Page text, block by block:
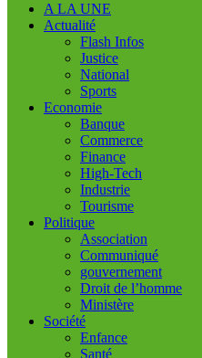
A LA UNE
Actualité
Flash Infos
Justice
National
Sports
Economie
Banque
Commerce
Finance
High-Tech
Industrie
Tourisme
Politique
Association
Communiqué
gouvernement
Droit de l’homme
Ministère
Société
Enfance
Santé